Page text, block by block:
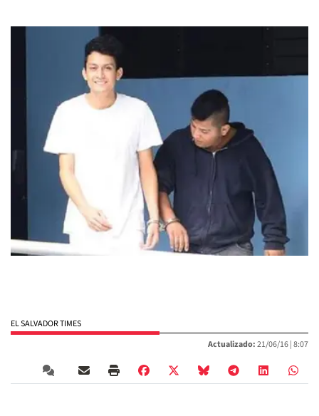
EL SALVADOR TIMES
Actualizado:21/06/16 |8:07